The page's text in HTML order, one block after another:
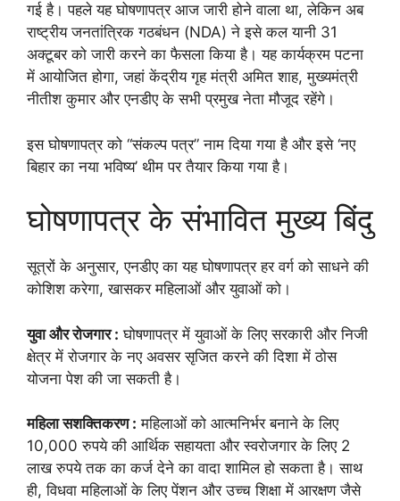
गई है। पहले यह घोषणापत्र आज जारी होने वाला था, लेकिन अब
राष्ट्रीय जनतांत्रिक गठबंधन (NDA) ने इसे कल यानी 31
अक्टूबर को जारी करने का फैसला किया है। यह कार्यक्रम पटना
में आयोजित होगा, जहां केंद्रीय गृह मंत्री अमित शाह, मुख्यमंत्री
नीतीश कुमार और एनडीए के सभी प्रमुख नेता मौजूद रहेंगे।
इस घोषणापत्र को “संकल्प पत्र” नाम दिया गया है और इसे ‘नए
बिहार का नया भविष्य’ थीम पर तैयार किया गया है।
घोषणापत्र के संभावित मुख्य बिंदु
सूत्रों के अनुसार, एनडीए का यह घोषणापत्र हर वर्ग को साधने की
कोशिश करेगा, खासकर महिलाओं और युवाओं को।
युवा और रोजगार : घोषणापत्र में युवाओं के लिए सरकारी और निजी
क्षेत्र में रोजगार के नए अवसर सृजित करने की दिशा में ठोस
योजना पेश की जा सकती है।
महिला सशक्तिकरण : महिलाओं को आत्मनिर्भर बनाने के लिए
10,000 रुपये की आर्थिक सहायता और स्वरोजगार के लिए 2
लाख रुपये तक का कर्ज देने का वादा शामिल हो सकता है। साथ
ही, विधवा महिलाओं के लिए पेंशन और उच्च शिक्षा में आरक्षण जैसे